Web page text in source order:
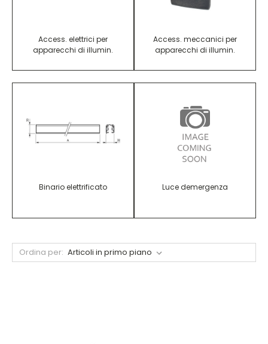
Access. elettrici per
apparecchi di illumin.
Access. meccanici per
apparecchi di illumin.
Binario elettrificato Luce demergenza
Ordina per: